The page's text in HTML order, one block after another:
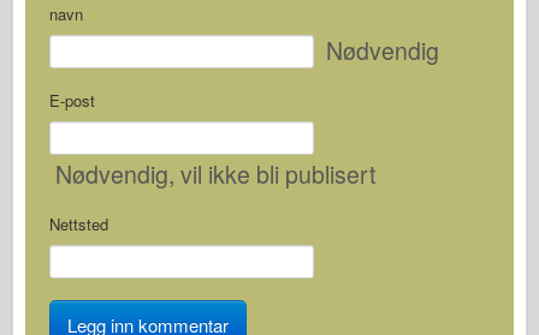
navn
Nødvendig
E-post
Nødvendig, vil ikke bli publisert
Nettsted